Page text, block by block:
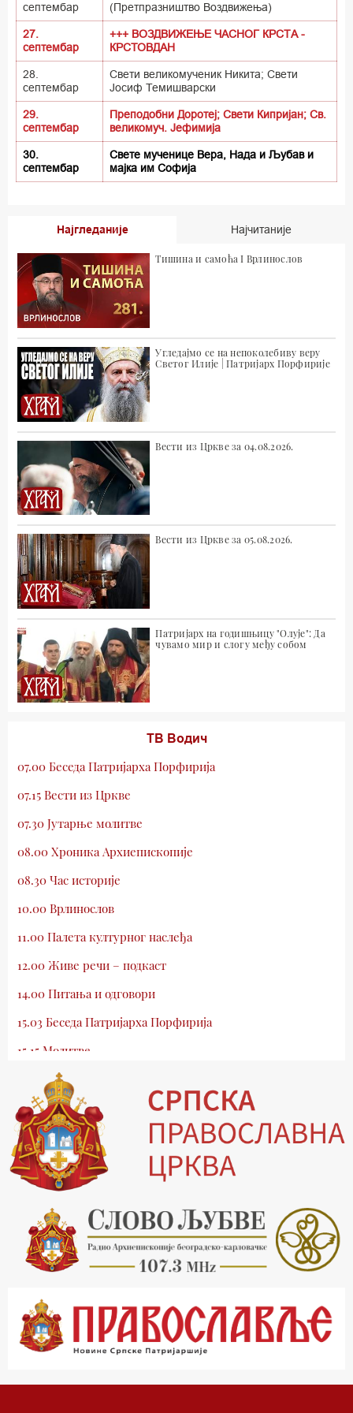
септембар
(Претпразништво Воздвижења)
27.
септембар
+++ ВОЗДВИЖЕЊЕ ЧАСНОГ КРСТА -
КРСТОВДАН
28.
септембар
Свети великомученик Никита; Свети
Јосиф Темишварски
29.
септембар
Преподобни Доротеј; Свети Кипријан; Св.
великомуч. Јефимија
30.
септембар
Свете мученице Вера, Нада и Љубав и
мајка им Софија
Најгледаније Најчитаније
Тишина и самоћа I Врлинослов
Угледајмо се на непоколебиву веру
Светог Илије | Патријарх Порфирије
Вести из Цркве за 04.08.2026.
Вести из Цркве за 05.08.2026.
Патријарх на годишњицу "Олује": Да
чувамо мир и слогу међу собом
ТВ Водич
07.00 Беседа Патријарха Порфирија
07.15 Вести из Цркве
07.30 Јутарње молитве
08.00 Хроника Архиепископије
08.30 Час историје
10.00 Врлинослов
11.00 Палета културног наслеђа
12.00 Живе речи – подкаст
14.00 Питања и одговори
15.03 Беседа Патријарха Порфирија
15.15 Молитве
15.30 Млади у Цркви
16.03 Српски јерарси
16.30 Хроника Архиепископије
17.03 Фолклор магазин
17.30 Тврђаве Дунава
18.03 Кроз историју Београда
18.30 Врлинослов
19.40 Вечерње молитве
20.00 Вести из Цркве
20.15 Реч Архијереја